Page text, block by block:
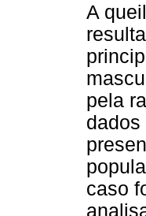
A
pela
caso